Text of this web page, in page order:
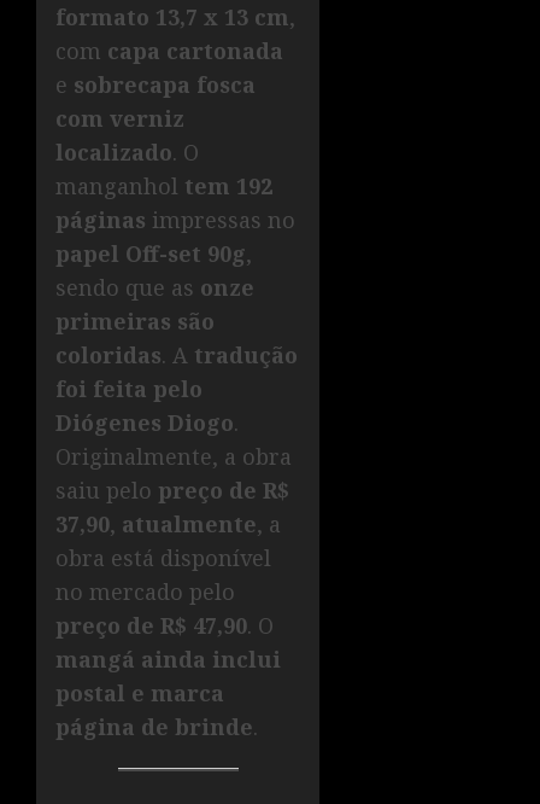
formato 13,7 x 13 cm,
com capa cartonada
e sobrecapa fosca
com verniz
localizado. O
manganhol tem 192
páginas impressas no
papel Off-set 90g,
sendo que as onze
primeiras são
coloridas. A tradução
foi feita pelo
Diógenes Diogo.
Originalmente, a obra
saiu pelo preço de R$
37,90, atualmente, a
obra está disponível
no mercado pelo
preço de R$ 47,90. O
mangá ainda inclui
postal e marca
página de brinde.